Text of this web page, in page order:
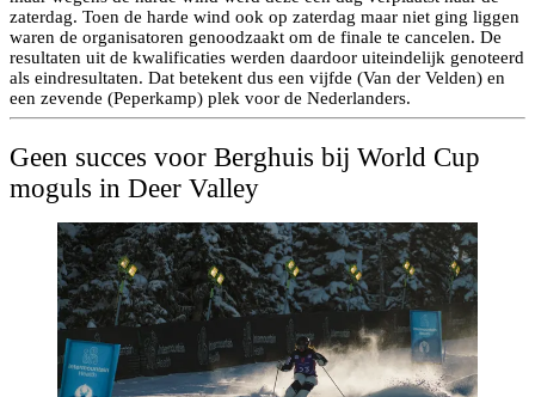
zaterdag. Toen de harde wind ook op zaterdag maar niet ging liggen
waren de organisatoren genoodzaakt om de finale te cancelen. De
resultaten uit de kwalificaties werden daardoor uiteindelijk genoteerd
als eindresultaten. Dat betekent dus een vijfde (Van der Velden) en
een zevende (Peperkamp) plek voor de Nederlanders.
Geen succes voor Berghuis bij World Cup
moguls in Deer Valley